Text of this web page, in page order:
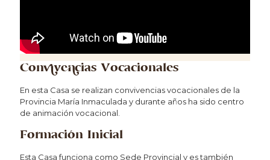
Convivencias Vocacionales
En esta Casa se realizan convivencias vocacionales de la
Provincia María Inmaculada y durante años ha sido centro
de animación vocacional.
Formación Inicial
Esta Casa funciona como Sede Provincial y es también